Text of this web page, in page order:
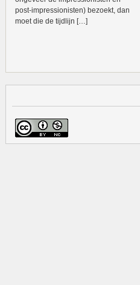
post-impressionisten) bezoekt, dan
moet die de tijdlijn […]